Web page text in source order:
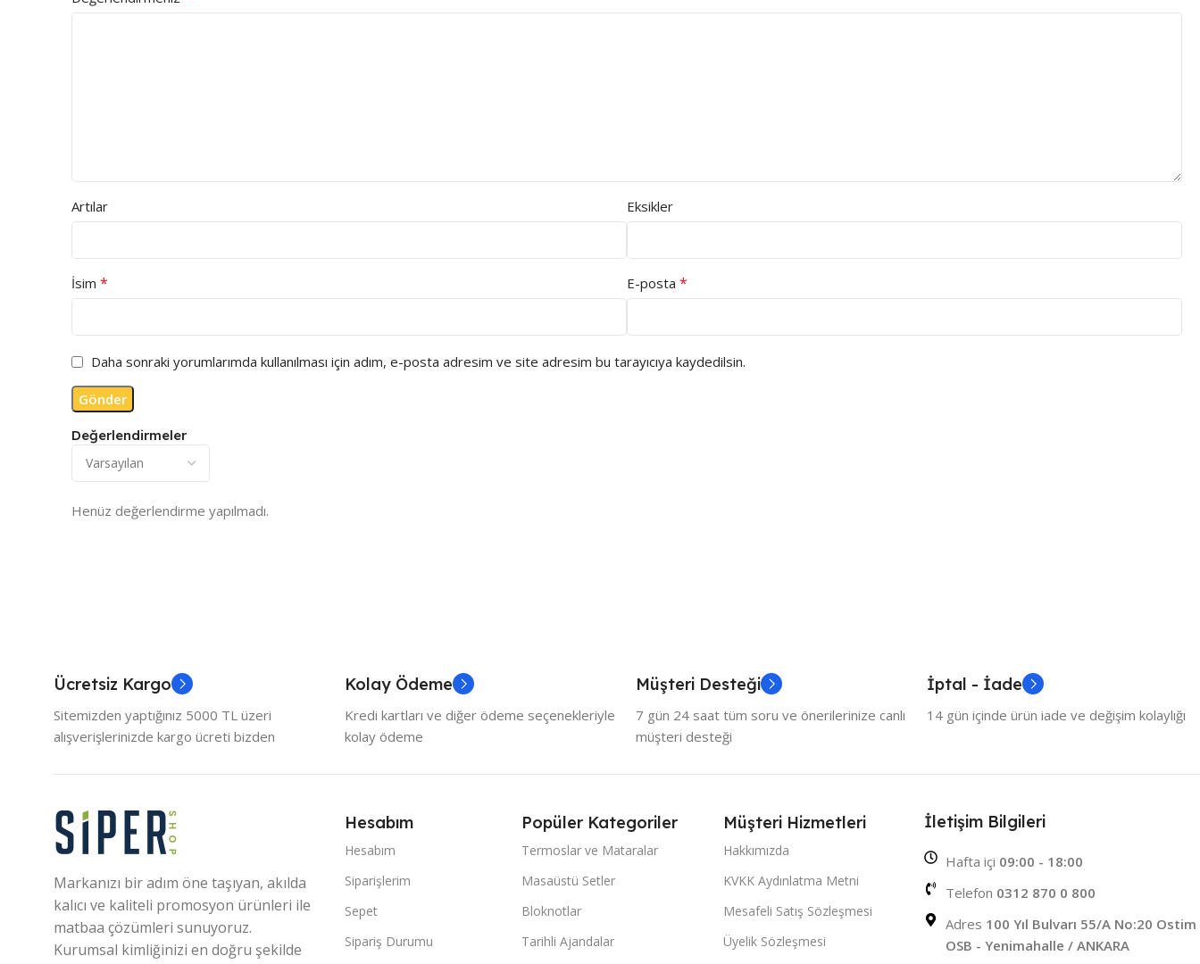
Değerlendirmeler
Henüz değerlendirme yapılmadı.
Artılar Eksikler
İsim * E-posta *
Daha sonraki yorumlarımda kullanılması için adım, e-posta adresim ve site adresim bu tarayıcıya kaydedilsin.
Ücretsiz Kargo
Sitemizden yaptığınız 5000 TL üzeri
alışverişlerinizde kargo ücreti bizden
Kolay Ödeme
Kredi kartları ve diğer ödeme seçenekleriyle
kolay ödeme
Müşteri Desteği
7 gün 24 saat tüm soru ve önerilerinize canlı
müşteri desteği
İptal - İade
14 gün içinde ürün iade ve değişim kolaylığı
Markanızı bir adım öne taşıyan, akılda
kalıcı ve kaliteli promosyon ürünleri ile
matbaa çözümleri sunuyoruz.
Kurumsal kimliğinizi en doğru şekilde
Hesabım
Hesabım
Siparişlerim
Sepet
Sipariş Durumu
Popüler Kategoriler
Termoslar ve Mataralar
Masaüstü Setler
Bloknotlar
Tarihli Ajandalar
Müşteri Hizmetleri
Hakkımızda
KVKK Aydınlatma Metni
Mesafeli Satış Sözleşmesi
Üyelik Sözleşmesi
İletişim Bilgileri
Hafta içi 09:00 - 18:00
Telefon 0312 870 0 800
Adres 100 Yıl Bulvarı 55/A No:20 Ostim
OSB - Yenimahalle / ANKARA